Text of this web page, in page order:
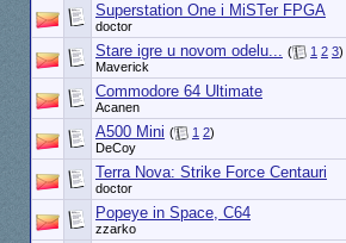
Superstation One i MiSTer FPGA
doctor
Stare igre u novom odelu... ( 1 2 3)
Maverick
Commodore 64 Ultimate
Acanen
A500 Mini ( 1 2)
DeCoy
Terra Nova: Strike Force Centauri
doctor
Popeye in Space, C64
zzarko